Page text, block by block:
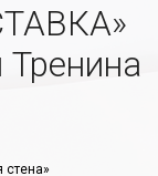
стена»